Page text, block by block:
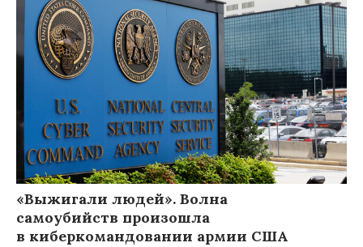
«Выжигали людей». Волна
самоубийств произошла
в киберкомандовании армии США